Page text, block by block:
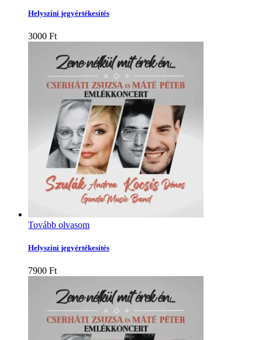
Helyszíni jegyértékesítés
3000 Ft
Tovább olvasom
Helyszíni jegyértékesítés
7900 Ft